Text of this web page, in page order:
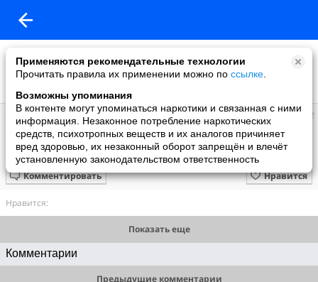
Применяются рекомендательные технологии
Прочитать правила их применении можно по ссылке
Возможны упоминания
В контенте могут упоминаться наркотики и связанная с ними
информация. Незаконное потребление наркотических
средств, психотропных веществ и их аналогов причиняет
вред здоровью, их незаконный оборот запрещён и влечёт
установленную законодательством ответственность
Радик
добавил видео
06.07.2009
Саксофон и гитара
Нравится
Комментировать
Нравится:
Показать еще
Комментарии
Предыдущие комментарии